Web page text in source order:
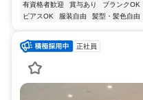
有資格者歓迎
賞与あり ブランクOK
ピアスOK
服装自由 髪型・髪色自由
正社員